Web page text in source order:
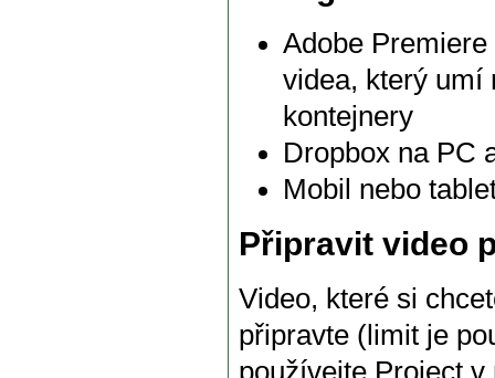
Adobe
videa, který umí
kontejnery
Dropbox na PC
Mobil nebo
Připravit video
Video, které si
připravte (limit je
používejte Project